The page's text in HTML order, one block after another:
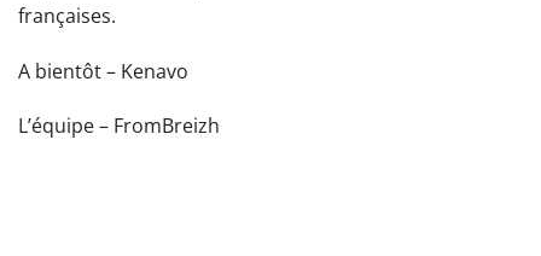
françaises.
A bientôt – Kenavo
L’équipe – FromBreizh